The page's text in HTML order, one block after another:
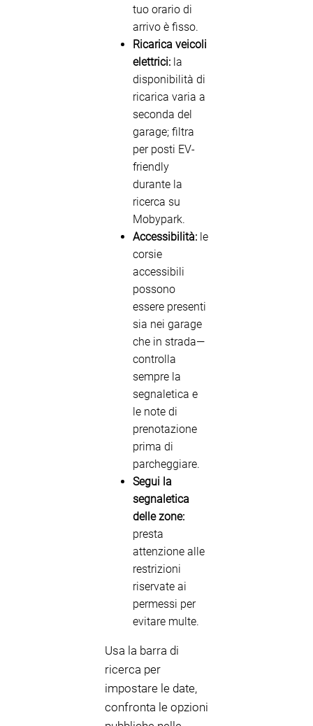
tuo orario di
arrivo è fisso.
Ricarica veicoli
elettrici: la
disponibilità di
ricarica varia a
seconda del
garage; filtra
per posti EV-
friendly
durante la
ricerca su
Mobypark.
Accessibilità: le
corsie
accessibili
possono
essere presenti
sia nei garage
che in strada—
controlla
sempre la
segnaletica e
le note di
prenotazione
prima di
parcheggiare.
Segui la
segnaletica
delle zone:
presta
attenzione alle
restrizioni
riservate ai
permessi per
evitare multe.
Usa la barra di
ricerca per
impostare le date,
confronta le opzioni